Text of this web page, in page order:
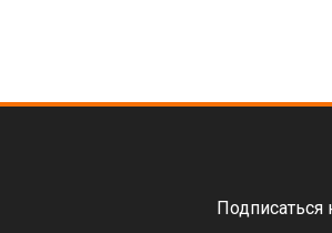
Подписаться